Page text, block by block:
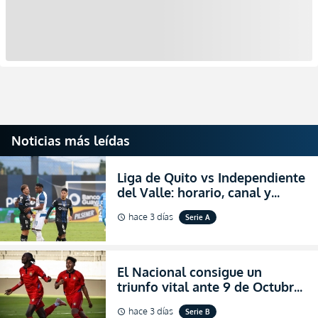
Noticias más leídas
Liga de Quito vs Independiente
del Valle: horario, canal y
dónde ver EN VIVO el
partidazo por la fecha 24 de la
schedule hace 3 días Serie A
El Nacional consigue un
triunfo vital ante 9 de Octubre
para encender la fe en la
schedule hace 3 días Serie B